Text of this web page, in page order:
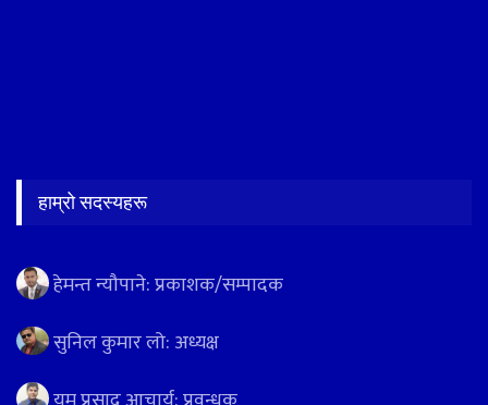
हाम्रो सदस्यहरू
हेमन्त न्यौपाने: प्रकाशक/सम्पादक
सुनिल कुमार लो: अध्यक्ष